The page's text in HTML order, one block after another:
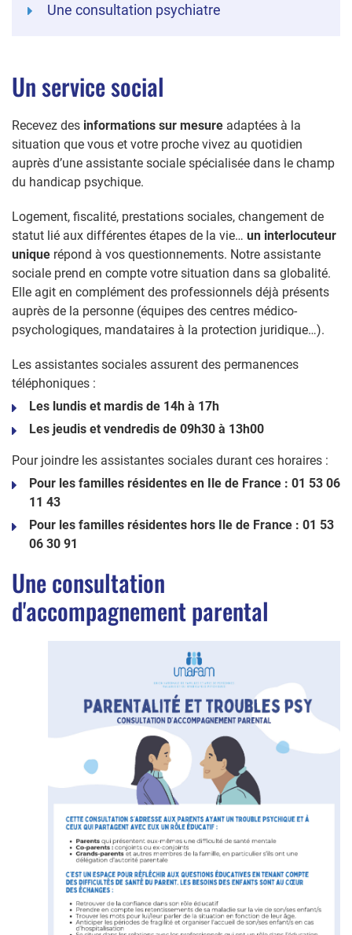
Une consultation psychiatre
Un service social
Recevez des informations sur mesure adaptées à la
situation que vous et votre proche vivez au quotidien
auprès d’une assistante sociale spécialisée dans le champ
du handicap psychique.
Logement, fiscalité, prestations sociales, changement de
statut lié aux différentes étapes de la vie… un interlocuteur
unique répond à vos questionnements. Notre assistante
sociale prend en compte votre situation dans sa globalité.
Elle agit en complément des professionnels déjà présents
auprès de la personne (équipes des centres médico-
psychologiques, mandataires à la protection juridique…).
Les assistantes sociales assurent des permanences
téléphoniques :
Les lundis et mardis de 14h à 17h
Les jeudis et vendredis de 09h30 à 13h00
Pour joindre les assistantes sociales durant ces horaires :
Pour les familles résidentes en Ile de France : 01 53 06
11 43
Pour les familles résidentes hors Ile de France : 01 53
06 30 91
Une consultation
d'accompagnement parental